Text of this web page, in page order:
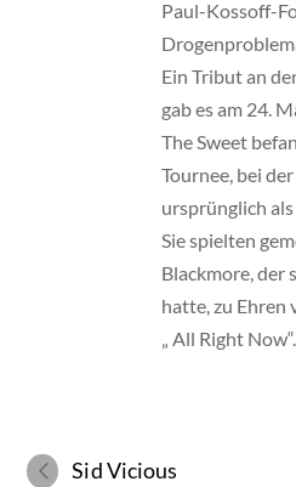
Paul-Kossoff-
Ein Tribut an
gab es am 24.
The Sweet
Tournee, bei
ursprünglich
Sie spielten
Blackmore, der
hatte, zu Ehren
„ All Right Now“.
Sid Vicious